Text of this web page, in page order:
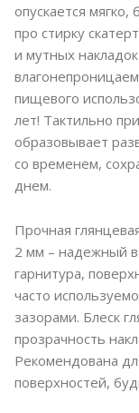
опускается
про стирку
и мутных
пищевого
лет! Тактильно
образовывает
со временем,
днем.
Прочная
2 мм – надежный
гарнитура,
часто
зазорами. Блеск
прозрачность
Рекомендована
поверхностей,